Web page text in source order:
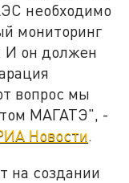
необходимо
мониторинг
И он должен
вопрос мы
МАГАТЭ", -
Новости.
на создании